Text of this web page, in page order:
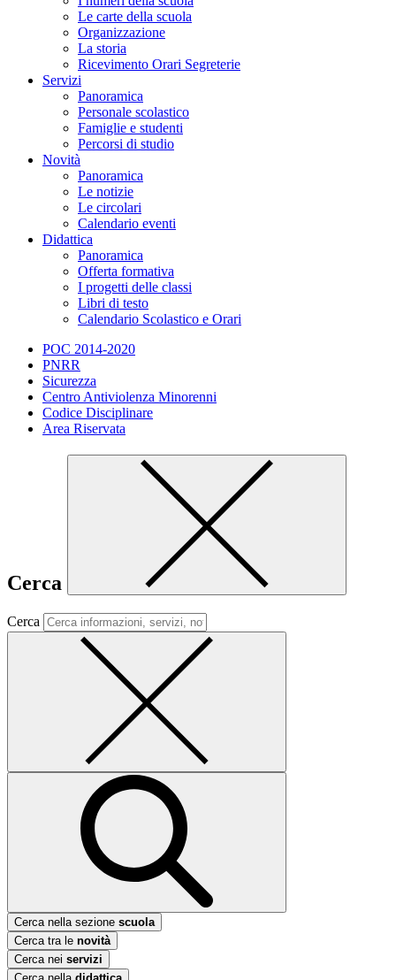
Le carte della scuola
Organizzazione
La storia
Ricevimento Orari Segreterie
Servizi
Panoramica
Personale scolastico
Famiglie e studenti
Percorsi di studio
Novità
Panoramica
Le notizie
Le circolari
Calendario eventi
Didattica
Panoramica
Offerta formativa
I progetti delle classi
Libri di testo
Calendario Scolastico e Orari
POC 2014-2020
PNRR
Sicurezza
Centro Antiviolenza Minorenni
Codice Disciplinare
Area Riservata
Cerca
Cerca
Cerca nella sezione scuola
Cerca tra le novità
Cerca nei servizi